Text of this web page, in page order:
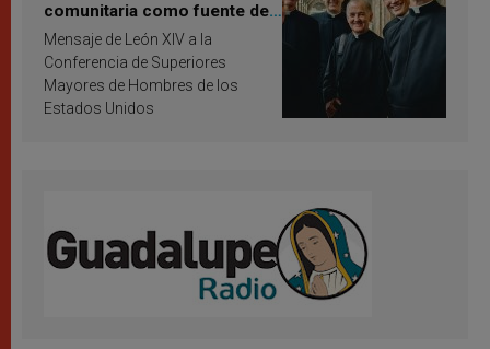
comunitaria como fuente de
inspiración y santificación
Mensaje de León XIV a la
Conferencia de Superiores
Mayores de Hombres de los
Estados Unidos